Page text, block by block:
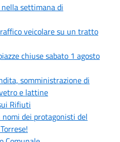
settimana di
veicolare su un tratto
chiuse sabato 1 agosto
somministrazione di
e lattine
Rifiuti
dei protagonisti del